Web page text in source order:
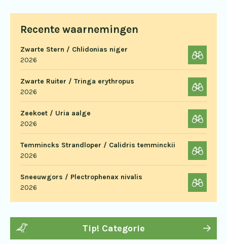
Recente waarnemingen
Zwarte Stern / Chlidonias niger
2026
Zwarte Ruiter / Tringa erythropus
2026
Zeekoet / Uria aalge
2026
Temmincks Strandloper / Calidris temminckii
2026
Sneeuwgors / Plectrophenax nivalis
2026
Tip! Categorie